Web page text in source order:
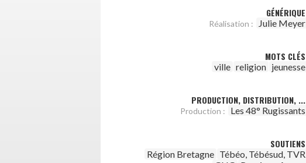
GÉNÉRIQUE
Réalisation : Julie Meyer
MOTS CLÉS
ville religion jeunesse
PRODUCTION, DISTRIBUTION, ...
Production : Les 48° Rugissants
SOUTIENS
Région Bretagne Tébéo, Tébésud, TVR